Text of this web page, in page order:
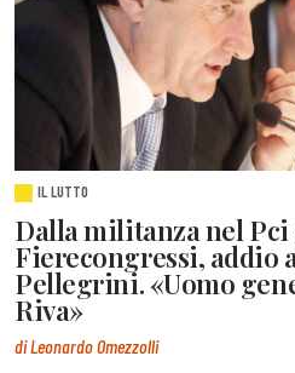
IL LUTTO
Dalla militanza nel
Fierecongressi, addio
Pellegrini. «Uomo
Riva»
di Leonardo Omezzolli